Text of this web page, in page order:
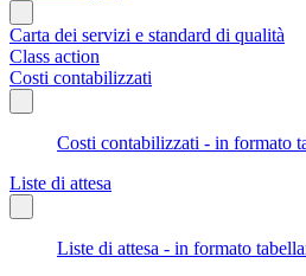
Carta dei servizi e standard di qualità
Class action
Costi contabilizzati
Costi contabilizzati - in formato
Liste di attesa
Liste di attesa - in formato